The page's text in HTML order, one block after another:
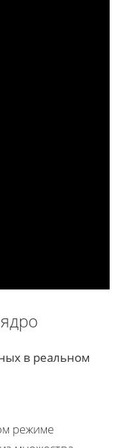
в реальном
режиме